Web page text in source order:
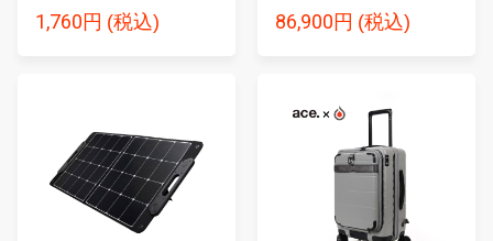
1,760円 (税込) 86,900円 (税込)